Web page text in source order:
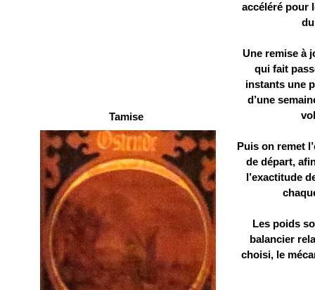
Tamise
accéléré pour
Une remise à
qui fait
instants une
d’une
Puis on remet
de départ,
l’exactitude
Les poids
balancier
choisi, le